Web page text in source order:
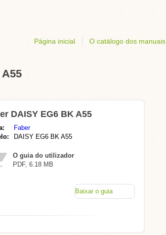
Página inicial O catálogo dos manuais
DAISY EG6 BK A55
Faber
DAISY EG6 BK A55
O guia do utilizador
PDF, 6.18 MB
Baixar o guia